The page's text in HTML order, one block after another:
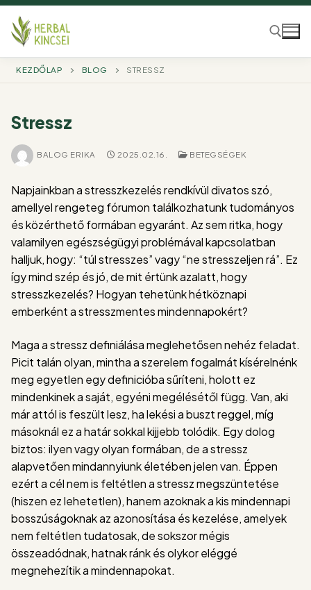
Ugrás
tartalomra
KEZDŐLAP BLOG STRESSZ
Stressz
BALOG ERIKA 2025.02.16. BETEGSÉGEK
Napjainkban a stresszkezelés rendkívül divatos szó,
amellyel rengeteg fórumon találkozhatunk tudományos
és közérthető formában egyaránt. Az sem ritka, hogy
valamilyen egészségügyi problémával kapcsolatban
halljuk, hogy: “túl stresszes” vagy “ne stresszeljen rá”. Ez
így mind szép és jó, de mit értünk azalatt, hogy
stresszkezelés? Hogyan tehetünk hétköznapi
emberként a stresszmentes mindennapokért?
Maga a stressz definiálása meglehetősen nehéz feladat.
Picit talán olyan, mintha a szerelem fogalmát kísérelnénk
meg egyetlen egy definicióba sűríteni, holott ez
mindenkinek a saját, egyéni megélésétől függ. Van, aki
már attól is feszült lesz, ha lekési a buszt reggel, míg
másoknál ez a határ sokkal kijjebb tolódik. Egy dolog
biztos: ilyen vagy olyan formában, de a stressz
alapvetően mindannyiunk életében jelen van. Éppen
ezért a cél nem is feltétlen a stressz megszüntetése
(hiszen ez lehetetlen), hanem azoknak a kis mindennapi
bosszúságoknak az azonosítása és kezelése, amelyek
nem feltétlen tudatosak, de sokszor mégis
összeadódnak, hatnak ránk és olykor eléggé
megnehezítik a mindennapokat.